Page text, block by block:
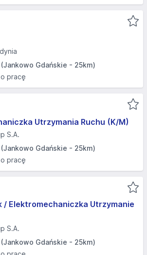
(Jankowo Gdańskie - 25km)
pracę
Utrzymania Ruchu (K/M)
S.A.
(Jankowo Gdańskie - 25km)
pracę
/ Elektromechaniczka Utrzymanie
S.A.
(Jankowo Gdańskie - 25km)